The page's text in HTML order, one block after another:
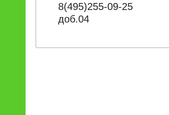
8(495)255-09-25
доб.04